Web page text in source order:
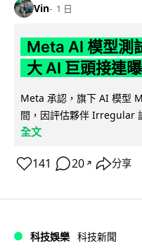
Vin 1 日
Meta AI 模型測
大 AI 巨頭接連
Meta 承認，旗下 AI 模型
間，因評估夥伴 Irregular
全文
141 20 ↗ 分享
科技娛樂 科技新聞